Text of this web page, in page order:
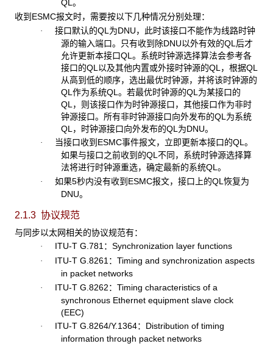
QL。
收到ESMC报文时，需要按以下几种情况分别处理：
· 接口默认的QL为DNU，此时该接口不能作为线路时钟
源的输入端口。只有收到除DNU以外有效的QL后才
允许更新本接口QL。系统时钟源选择算法会参考各
接口的QL以及其他内置或外接时钟源的QL，根据QL
从高到低的顺序，选出最优时钟源，并将该时钟源的
QL作为系统QL。若最优时钟源的QL为某接口的
QL，则该接口作为时钟源接口，其他接口作为非时
钟源接口。所有非时钟源接口向外发布的QL为系统
QL，时钟源接口向外发布的QL为DNU。
· 当接口收到 ESMC事件报文，立即更新本接口的QL。
如果与接口之前收到的QL不同，系统时钟源选择算
法将进行时钟源重选，确定最新的系统QL。
· 如果5秒内没有收到ESMC报文，接口上的QL恢复为
DNU。
2.1.3 协议规范
与同步以太网相关的协议规范有：
· ITU-T G.781：Synchronization layer functions
· ITU-T G.8261 ：Timing and synchronization aspects
in packet networks
· ITU-T G.8262：Timing characteristics of a
synchronous Ethernet equipment slave clock
(EEC)
· ITU-T G.8264/Y.1364：Distribution of timing
information through packet networks